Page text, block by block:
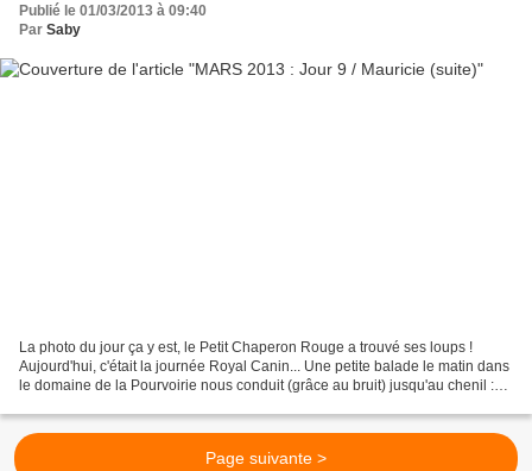
Publié le 01/03/2013 à 09:40
Par Saby
La photo du jour ça y est, le Petit Chaperon Rouge a trouvé ses loups !
Aujourd'hui, c'était la journée Royal Canin... Une petite balade le matin dans
le domaine de la Pourvoirie nous conduit (grâce au bruit) jusqu'au chenil :
Page suivante >